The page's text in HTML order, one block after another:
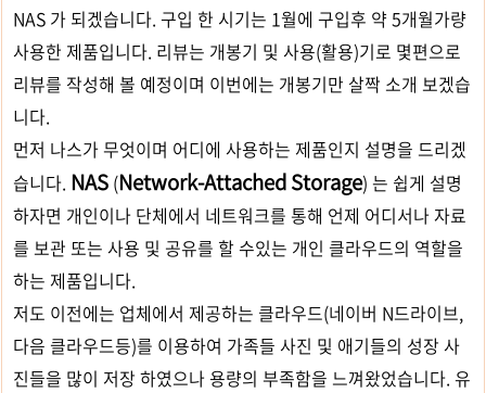
NAS 가 되겠습니다. 구입 한 시기는 1월에 구입후 약 5개월가량
사용한 제품입니다. 리뷰는 개봉기 및 사용(활용)기로 몇편으로
리뷰를 작성해 볼 예정이며 이번에는 개봉기만 살짝 소개 보겠습
니다.
먼저 나스가 무엇이며 어디에 사용하는 제품인지 설명을 드리겠
습니다. NAS (Network-Attached Storage) 는 쉽게 설명
하자면 개인이나 단체에서 네트워크를 통해 언제 어디서나 자료
를 보관 또는 사용 및 공유를 할 수있는 개인 클라우드의 역할을
하는 제품입니다.
저도 이전에는 업체에서 제공하는 클라우드(네이버 N드라이브,
다음 클라우드등)를 이용하여 가족들 사진 및 애기들의 성장 사
진들을 많이 저장 하였으나 용량의 부족함을 느껴왔었습니다. 유